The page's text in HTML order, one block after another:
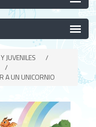
JUVENILES
/
/
A UN UNICORNIO